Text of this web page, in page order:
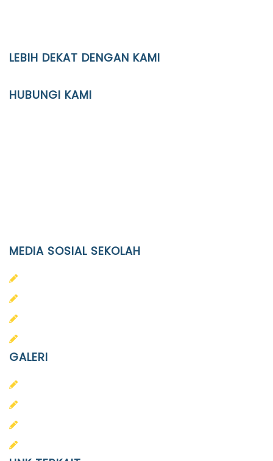
LEBIH DEKAT DENGAN KAMI
HUBUNGI KAMI
MEDIA SOSIAL SEKOLAH
GALERI